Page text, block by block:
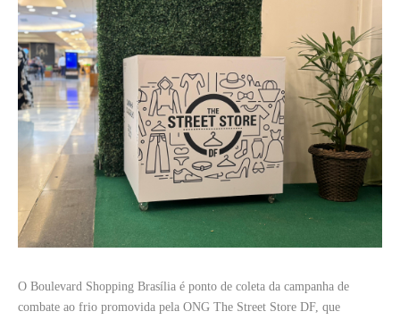
O Boulevard Shopping Brasília é ponto de coleta da campanha de
combate ao frio promovida pela ONG The Street Store DF, que